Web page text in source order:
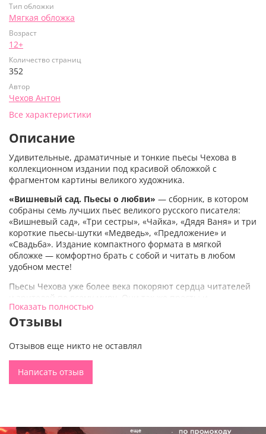
Тип обложки
Мягкая обложка
Возраст
12+
Количество страниц
352
Автор
Чехов Антон
Все характеристики
Описание
Удивительные, драматичные и тонкие пьесы Чехова в
коллекционном издании под красивой обложкой с
фрагментом картины великого художника.
«Вишневый сад. Пьесы о любви» — сборник, в котором
собраны семь лучших пьес великого русского писателя:
«Вишневый сад», «Три сестры», «Чайка», «Дядя Ваня» и три
короткие пьесы-шутки «Медведь», «Предложение» и
«Свадьба». Издание компактного формата в мягкой
обложке — комфортно брать с собой и читать в любом
удобном месте!
Пьесы Чехова уже более века покоряют сердца читателей
и зрителей по всему миру. Они так же просты и
одновременно сложны, как сама жизнь. Герои пьют чай,
разговаривают, скучают — и в это же самое время
ни с чем? Но в первую очередь Чехов раскрывает тему
любви во всех ее проявлениях: в его пьесах есть и первая
родственной души, и, конечно же, надежда, которая живет
вопреки любым обстоятельствам.
«Колибри и цветущая яблоня».
Показать полностью
Отзывы
Отзывов еще никто не оставлял
Написать отзыв